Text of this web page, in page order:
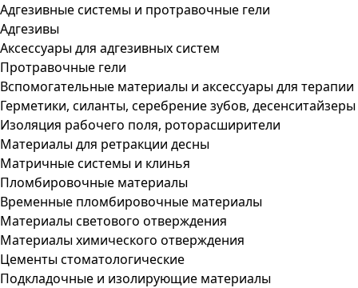
Адгезивные системы и протравочные гели
Адгезивы
Аксессуары для адгезивных систем
Протравочные гели
Вспомогательные материалы и аксессуары для терапии
Герметики, силанты, серебрение зубов, десенситайзеры
Изоляция рабочего поля, роторасширители
Материалы для ретракции десны
Матричные системы и клинья
Пломбировочные материалы
Временные пломбировочные материалы
Материалы светового отверждения
Материалы химического отверждения
Цементы стоматологические
Подкладочные и изолирующие материалы